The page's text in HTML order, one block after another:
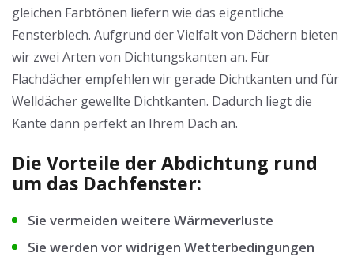
gleichen Farbtönen liefern wie das eigentliche
Fensterblech. Aufgrund der Vielfalt von Dächern bieten
wir zwei Arten von Dichtungskanten an. Für
Flachdächer empfehlen wir gerade Dichtkanten und für
Welldächer gewellte Dichtkanten. Dadurch liegt die
Kante dann perfekt an Ihrem Dach an.
Die Vorteile der Abdichtung rund
um das Dachfenster:
Sie vermeiden weitere Wärmeverluste
Sie werden vor widrigen Wetterbedingungen